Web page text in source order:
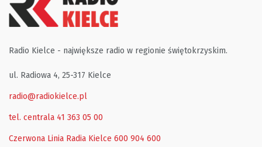
Radio Kielce - największe radio w regionie świętokrzyskim.
ul. Radiowa 4, 25-317 Kielce
radio@radiokielce.pl
tel. centrala 41 363 05 00
Czerwona Linia Radia Kielce 600 904 600